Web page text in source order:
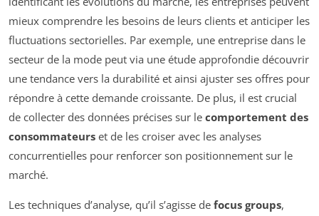
mieux comprendre les besoins de leurs clients et anticiper les
fluctuations sectorielles. Par exemple, une entreprise dans le
secteur de la mode peut via une étude approfondie découvrir
une tendance vers la durabilité et ainsi ajuster ses offres pour
répondre à cette demande croissante. De plus, il est crucial
de collecter des données précises sur le comportement des
consommateurs et de les croiser avec les analyses
concurrentielles pour renforcer son positionnement sur le
marché.
Les techniques d’analyse, qu’il s’agisse de focus groups,